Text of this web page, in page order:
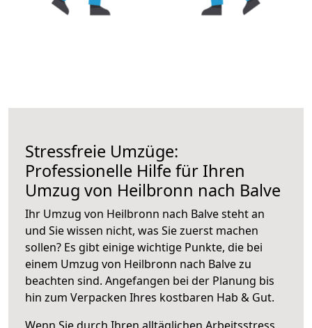
Stressfreie Umzüge:
Professionelle Hilfe für Ihren
Umzug von Heilbronn nach Balve
Ihr Umzug von Heilbronn nach Balve steht an
und Sie wissen nicht, was Sie zuerst machen
sollen? Es gibt einige wichtige Punkte, die bei
einem Umzug von Heilbronn nach Balve zu
beachten sind. Angefangen bei der Planung bis
hin zum Verpacken Ihres kostbaren Hab & Gut.